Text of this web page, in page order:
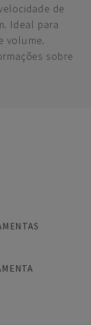
de
Ideal para
volume.
sobre